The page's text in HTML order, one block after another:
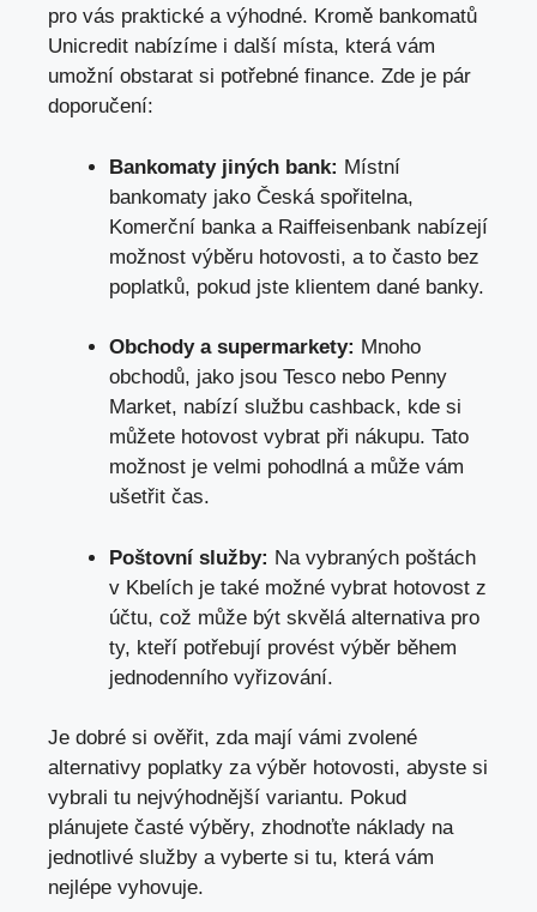
pro vás praktické a výhodné. Kromě bankomatů
Unicredit nabízíme i další místa, která vám
umožní obstarat si potřebné finance. Zde je pár
doporučení:
Bankomaty jiných bank: Místní
bankomaty jako Česká spořitelna,
Komerční banka a Raiffeisenbank nabízejí
možnost výběru hotovosti, a to často bez
poplatků, pokud jste klientem dané banky.
Obchody a supermarkety: Mnoho
obchodů, jako jsou Tesco nebo Penny
Market, nabízí službu cashback, kde si
můžete hotovost vybrat při nákupu. Tato
možnost je velmi pohodlná a může vám
ušetřit čas.
Poštovní služby: Na vybraných poštách
v Kbelích je také možné vybrat hotovost z
účtu, což může být skvělá alternativa pro
ty, kteří potřebují provést výběr během
jednodenního vyřizování.
Je dobré si ověřit, zda mají vámi zvolené
alternativy poplatky za výběr hotovosti, abyste si
vybrali tu nejvýhodnější variantu. Pokud
plánujete časté výběry, zhodnoťte náklady na
jednotlivé služby a vyberte si tu, která vám
nejlépe vyhovuje.